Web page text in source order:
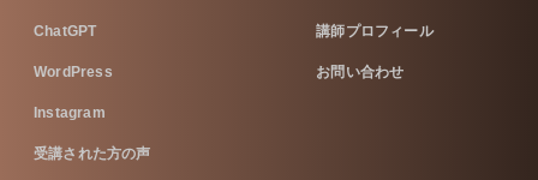
ChatGPT
WordPress
Instagram
受講された方の声
講師プロフィール
お問い合わせ